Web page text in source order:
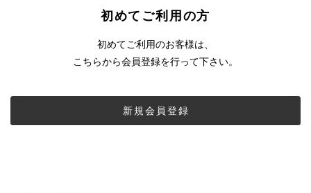
初めてご利用の方
初めてご利用のお客様は、
こちらから会員登録を行って下さい。
新規会員登録